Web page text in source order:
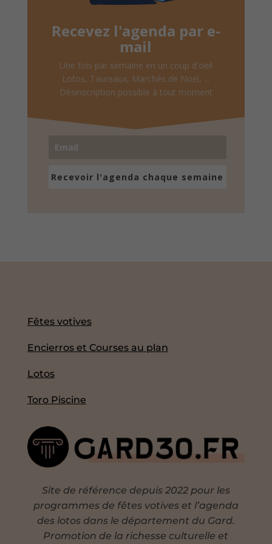
Recevez l'agenda par e-
mail
Une fois par semaine en un coup d'oeil
Lotos, Taureaux, Marchés de Noël, ...
Désinscription possible à tout moment
Recevoir l'agenda chaque semaine
Fêtes votives
Encierros et Courses au plan
Lotos
Toro Piscine
Site de référence depuis 2022 pour les
programmes de fêtes votives et l’agenda
des lotos dans le département du Gard.
Promotion de la richesse culturelle et